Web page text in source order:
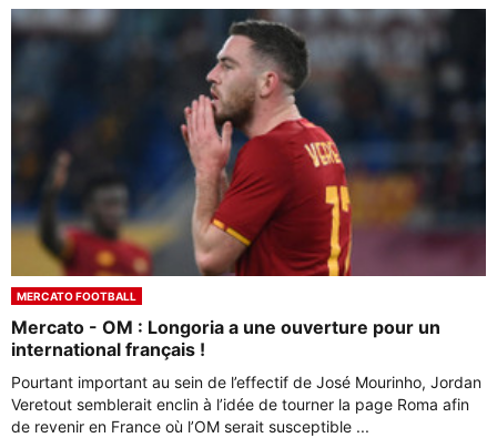
MERCATO FOOTBALL
Mercato - OM : Longoria a une ouverture pour un
international français !
Pourtant important au sein de l’effectif de José Mourinho, Jordan
Veretout semblerait enclin à l’idée de tourner la page Roma afin
de revenir en France où l’OM serait susceptible ...